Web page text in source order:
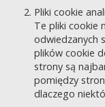
Pliki cookie
Te pliki cookie
odwiedzanych
plików cookie
strony są
pomiędzy
dlaczego